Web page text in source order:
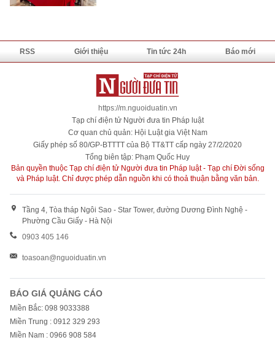
RSS Giới thiệu Tin tức 24h Báo mới
https://m.nguoiduatin.vn
Tạp chí điện tử Người đưa tin Pháp luật
Cơ quan chủ quản: Hội Luật gia Việt Nam
Giấy phép số 80/GP-BTTTT của Bộ TT&TT cấp ngày 27/2/2020
Tổng biên tập: Phạm Quốc Huy
Bản quyền thuộc Tạp chí điện tử Người đưa tin Pháp luật - Tạp chí Đời sống
và Pháp luật. Chỉ được phép dẫn nguồn khi có thoả thuận bằng văn bản.
Tầng 4, Tòa tháp Ngôi Sao - Star Tower, đường Dương Đình Nghệ -
Phường Cầu Giấy - Hà Nội
0903 405 146
toasoan@nguoiduatin.vn
BÁO GIÁ QUẢNG CÁO
Miền Bắc: 098 9033388
Miền Trung : 0912 329 293
Miền Nam : 0966 908 584